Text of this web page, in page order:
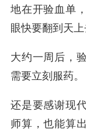
地在开验血单
眼快要翻到天上
大约一周后，
需要立刻服药。
还是要感谢现
师算，也能算